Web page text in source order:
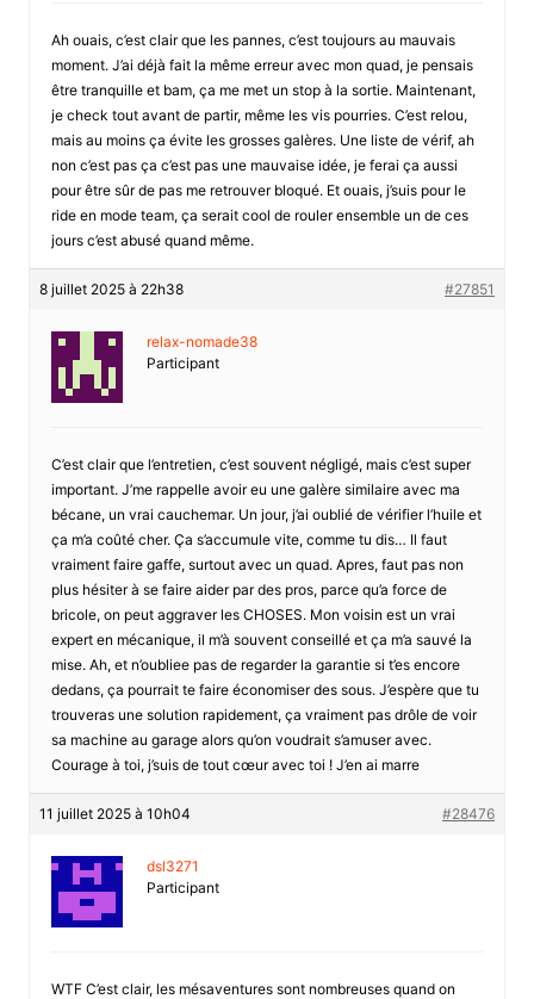
Ah ouais, c’est clair que les pannes, c’est toujours au mauvais
moment. J’ai déjà fait la même erreur avec mon quad, je pensais
être tranquille et bam, ça me met un stop à la sortie. Maintenant,
je check tout avant de partir, même les vis pourries. C’est relou,
mais au moins ça évite les grosses galères. Une liste de vérif, ah
non c’est pas ça c’est pas une mauvaise idée, je ferai ça aussi
pour être sûr de pas me retrouver bloqué. Et ouais, j’suis pour le
ride en mode team, ça serait cool de rouler ensemble un de ces
jours c’est abusé quand même.
8 juillet 2025 à 22h38 #27851
relax-nomade38
Participant
C’est clair que l’entretien, c’est souvent négligé, mais c’est super
important. J’me rappelle avoir eu une galère similaire avec ma
bécane, un vrai cauchemar. Un jour, j’ai oublié de vérifier l’huile et
ça m’a coûté cher. Ça s’accumule vite, comme tu dis… Il faut
vraiment faire gaffe, surtout avec un quad. Apres, faut pas non
plus hésiter à se faire aider par des pros, parce qu’a force de
bricole, on peut aggraver les CHOSES. Mon voisin est un vrai
expert en mécanique, il m’à souvent conseillé et ça m’a sauvé la
mise. Ah, et n’oubliee pas de regarder la garantie si t’es encore
dedans, ça pourrait te faire économiser des sous. J’espère que tu
trouveras une solution rapidement, ça vraiment pas drôle de voir
sa machine au garage alors qu’on voudrait s’amuser avec.
Courage à toi, j’suis de tout cœur avec toi ! J’en ai marre
11 juillet 2025 à 10h04 #28476
dsl3271
Participant
WTF C’est clair, les mésaventures sont nombreuses quand on